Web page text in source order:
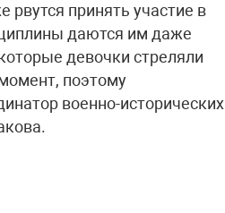
рвутся принять участие в
даются им даже
девочки стреляли
поэтому
военно-исторических